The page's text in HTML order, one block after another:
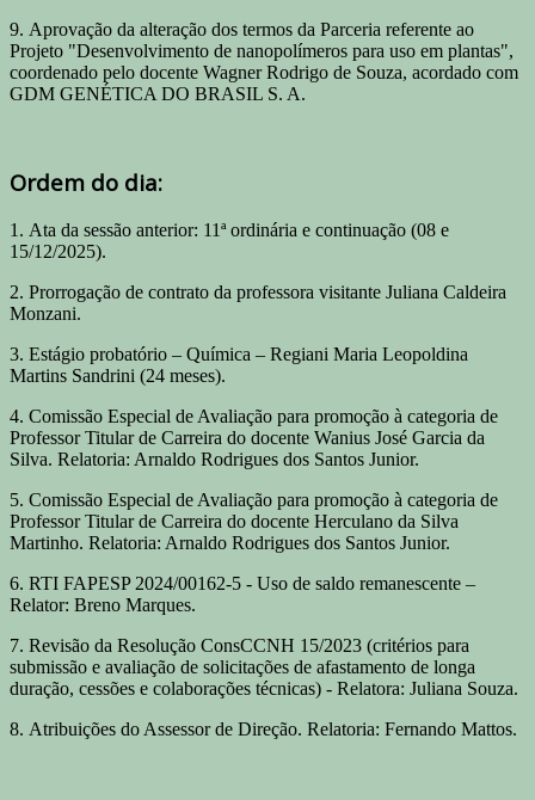
9. Aprovação da alteração dos termos da Parceria referente ao
Projeto "Desenvolvimento de nanopolímeros para uso em plantas",
coordenado pelo docente Wagner Rodrigo de Souza, acordado com
GDM GENÉTICA DO BRASIL S. A.
Ordem do dia:
1. Ata da sessão anterior: 11ª ordinária e continuação (08 e
15/12/2025).
2. Prorrogação de contrato da professora visitante Juliana Caldeira
Monzani.
3. Estágio probatório – Química – Regiani Maria Leopoldina
Martins Sandrini (24 meses).
4. Comissão Especial de Avaliação para promoção à categoria de
Professor Titular de Carreira do docente Wanius José Garcia da
Silva. Relatoria: Arnaldo Rodrigues dos Santos Junior.
5. Comissão Especial de Avaliação para promoção à categoria de
Professor Titular de Carreira do docente Herculano da Silva
Martinho. Relatoria: Arnaldo Rodrigues dos Santos Junior.
6. RTI FAPESP 2024/00162-5 - Uso de saldo remanescente –
Relator: Breno Marques.
7. Revisão da Resolução ConsCCNH 15/2023 (critérios para
submissão e avaliação de solicitações de afastamento de longa
duração, cessões e colaborações técnicas) - Relatora: Juliana Souza.
8. Atribuições do Assessor de Direção. Relatoria: Fernando Mattos.